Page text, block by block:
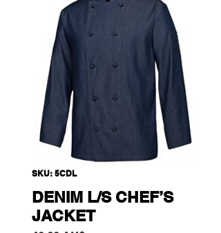
SKU: 5CDL
DENIM L/S CHEF’S
JACKET